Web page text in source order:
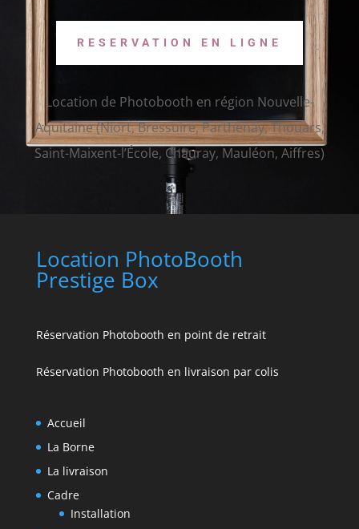
RESERVATION EN LIGNE
Location de Photobooth en région Nouvelle-
Aquitaine (Niort, Bressuire, Parthenay, Thouars,
Saint-Maixent-l’École, Chauray, Mauléon, Aiffres)
Location PhotoBooth
Prestige Box
Réservation Photobooth en point de retrait
Réservation Photobooth en livraison par colis
Accueil
La Borne
La livraison
Cadre
Installation